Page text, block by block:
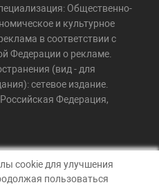
Общественно-
и культурное
в соответствии с
Федерации о рекламе.
(вид - для
сетевое издание.
Федерация,
cookie для улучшения
пользоваться